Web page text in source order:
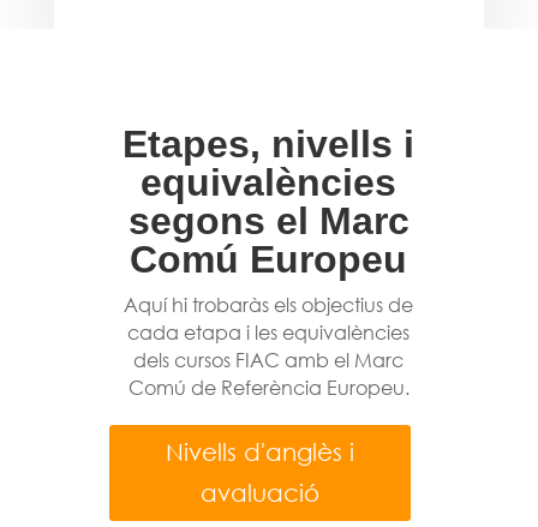
Etapes, nivells i
equivalències
segons el Marc
Comú Europeu
Aquí hi trobaràs els objectius de
cada etapa i les equivalències
dels cursos FIAC amb el Marc
Comú de Referència Europeu.
Nivells d'anglès i
avaluació